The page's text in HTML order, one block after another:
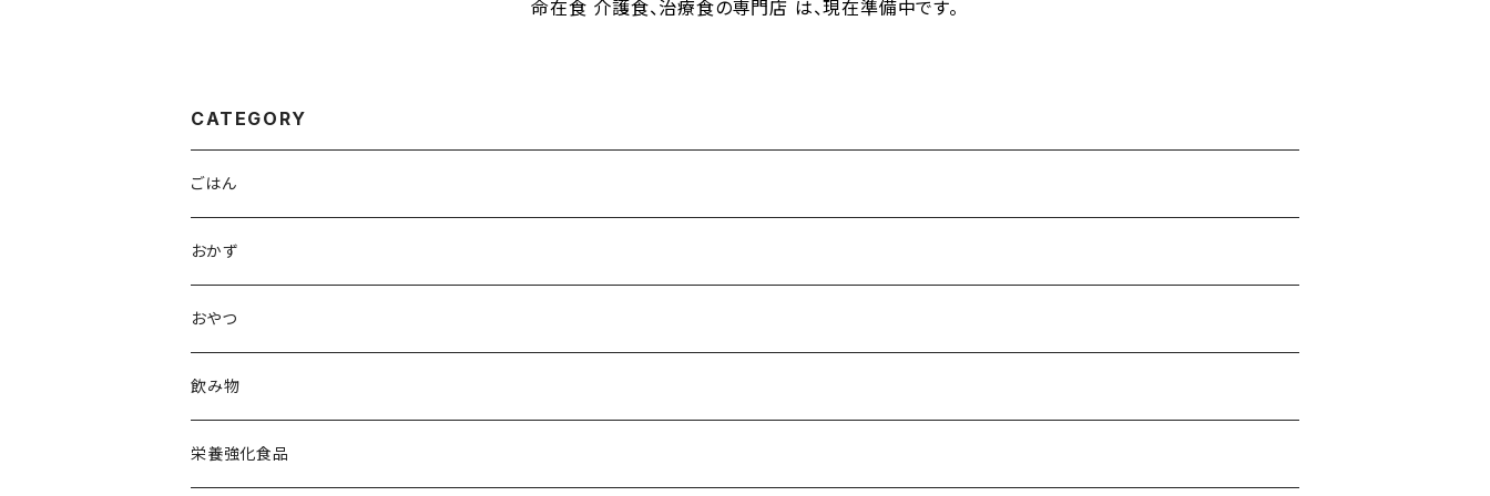
命在食 介護食、治療食の専門店 は、現在準備中です。
CATEGORY
ごはん
おかず
おやつ
飲み物
栄養強化食品